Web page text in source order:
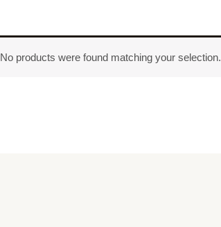
No products were found matching your selection.